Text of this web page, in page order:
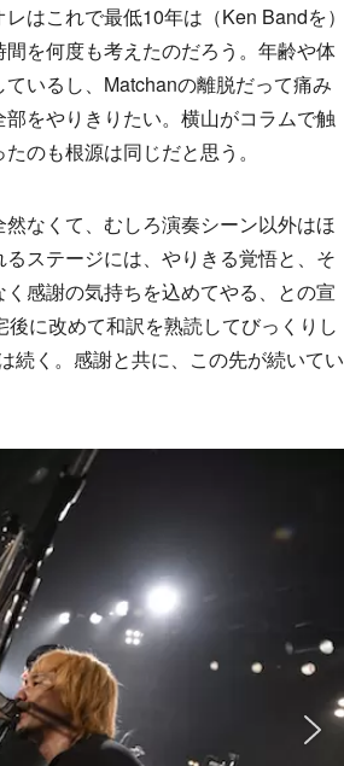
はこれで最低10年は（Ken Bandを）
を何度も考えたのだろう。年齢や体
いるし、Matchanの離脱だって痛み
をやりきりたい。横山がコラムで触
のも根源は同じだと思う。
なくて、むしろ演奏シーン以外はほ
ステージには、やりきる覚悟と、そ
感謝の気持ちを込めてやる、との宣
に改めて和訳を熟読してびっくりし
く。感謝と共に、この先が続いてい